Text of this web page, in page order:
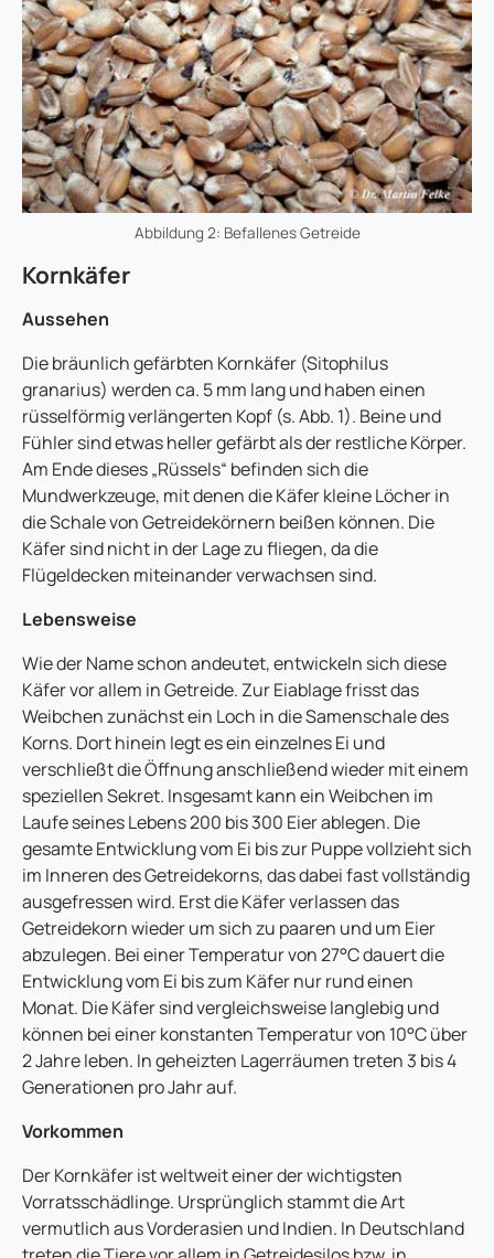
Abbildung 2: Befallenes Getreide
Kornkäfer
Aussehen
Die bräunlich gefärbten Kornkäfer (Sitophilus
granarius) werden ca. 5 mm lang und haben einen
rüsselförmig verlängerten Kopf (s. Abb. 1). Beine und
Fühler sind etwas heller gefärbt als der restliche Körper.
Am Ende dieses „Rüssels“ befinden sich die
Mundwerkzeuge, mit denen die Käfer kleine Löcher in
die Schale von Getreidekörnern beißen können. Die
Käfer sind nicht in der Lage zu fliegen, da die
Flügeldecken miteinander verwachsen sind.
Lebensweise
Wie der Name schon andeutet, entwickeln sich diese
Käfer vor allem in Getreide. Zur Eiablage frisst das
Weibchen zunächst ein Loch in die Samenschale des
Korns. Dort hinein legt es ein einzelnes Ei und
verschließt die Öffnung anschließend wieder mit einem
speziellen Sekret. Insgesamt kann ein Weibchen im
Laufe seines Lebens 200 bis 300 Eier ablegen. Die
gesamte Entwicklung vom Ei bis zur Puppe vollzieht sich
im Inneren des Getreidekorns, das dabei fast vollständig
ausgefressen wird. Erst die Käfer verlassen das
Getreidekorn wieder um sich zu paaren und um Eier
abzulegen. Bei einer Temperatur von 27°C dauert die
Entwicklung vom Ei bis zum Käfer nur rund einen
Monat. Die Käfer sind vergleichsweise langlebig und
können bei einer konstanten Temperatur von 10°C über
2 Jahre leben. In geheizten Lagerräumen treten 3 bis 4
Generationen pro Jahr auf.
Vorkommen
Der Kornkäfer ist weltweit einer der wichtigsten
Vorratsschädlinge. Ursprünglich stammt die Art
vermutlich aus Vorderasien und Indien. In Deutschland